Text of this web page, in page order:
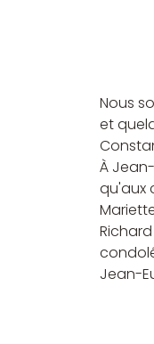
Nous
et
À
qu'aux
Jean-